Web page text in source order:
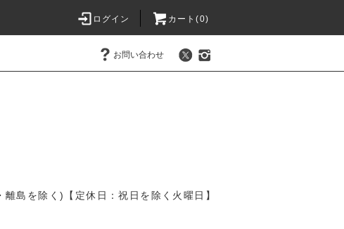
ログイン カート(0)
お問い合わせ
島を除く)【定休日：祝日を除く火曜日】